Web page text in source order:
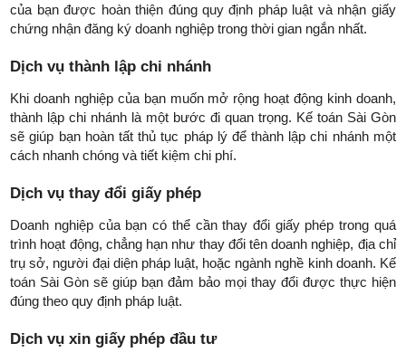
của bạn được hoàn thiện đúng quy định pháp luật và nhận giấy
chứng nhận đăng ký doanh nghiệp trong thời gian ngắn nhất.
Dịch vụ thành lập chi nhánh
Khi doanh nghiệp của bạn muốn mở rộng hoạt động kinh doanh,
thành lập chi nhánh là một bước đi quan trọng. Kế toán Sài Gòn
sẽ giúp bạn hoàn tất thủ tục pháp lý để thành lập chi nhánh một
cách nhanh chóng và tiết kiệm chi phí.
Dịch vụ thay đổi giấy phép
Doanh nghiệp của bạn có thể cần thay đổi giấy phép trong quá
trình hoạt động, chẳng hạn như thay đổi tên doanh nghiệp, địa chỉ
trụ sở, người đại diện pháp luật, hoặc ngành nghề kinh doanh. Kế
toán Sài Gòn sẽ giúp bạn đảm bảo mọi thay đổi được thực hiện
đúng theo quy định pháp luật.
Dịch vụ xin giấy phép đầu tư